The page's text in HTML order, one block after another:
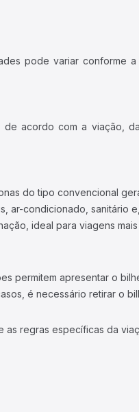
pode variar conforme
de acordo com a viação,
do tipo convencional
ar-condicionado, sanitário
ideal para viagens
permitem apresentar o
é necessário retirar o
as regras específicas da